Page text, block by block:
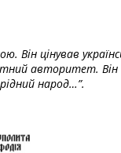
Він цінував
авторитет.
народ…”.